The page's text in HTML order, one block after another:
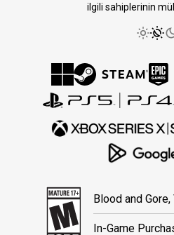
ilgili sahiplerinin
Blood and
In-Game